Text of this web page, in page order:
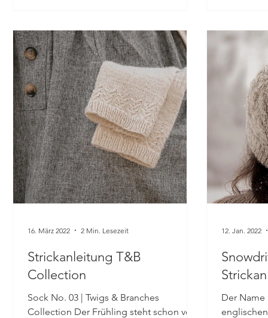
Strickanleitung T&B
Collection
Sock No. 03 | Twigs & Branches
Collection Der Frühling steht schon vor
16. März 2022 2 Min. Lesezeit
Der
12. Jan. 2022